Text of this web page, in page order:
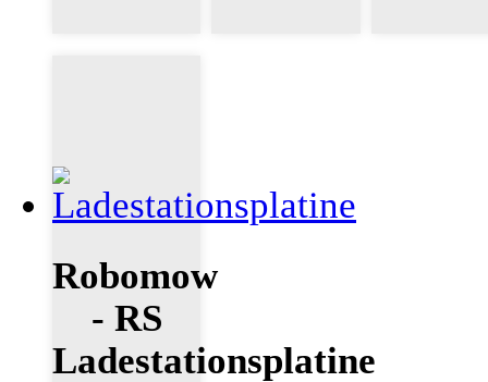
Robomow
- RS
Ladestationsplatine